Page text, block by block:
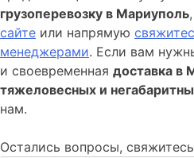
грузоперевозку в Мариуполь,
сайте или напрямую
менеджерами. Если вам
и своевременная доставка в
тяжеловесных и
нам.
Остались вопросы,